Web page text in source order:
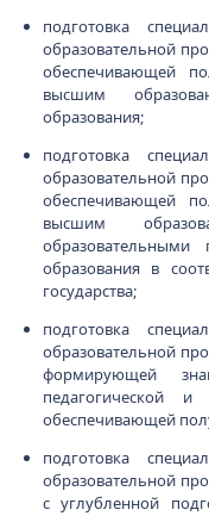
подготовка
образовательной
обеспечивающей
высшим
образования;
подготовка
образовательной
обеспечивающей
высшим
образовательными
образования в
государства;
подготовка
образовательной
формирующей
педагогической и
обеспечивающей
подготовка
образовательной
с углубленной